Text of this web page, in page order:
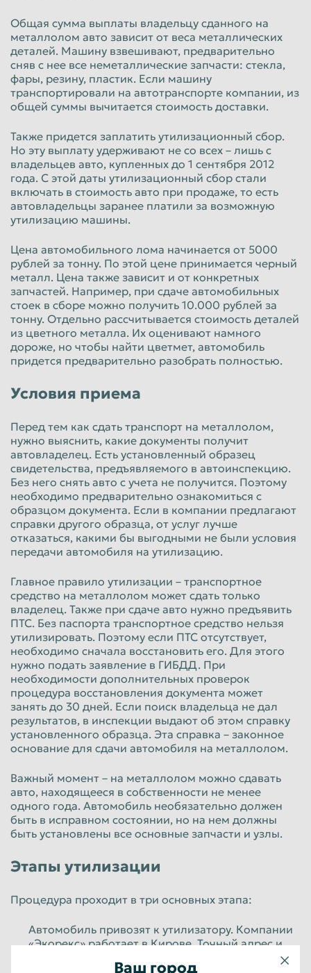
Ярославль
Общая сумма выплаты владельцу сданного на
металлолом авто зависит от веса металлических
деталей. Машину взвешивают, предварительно
сняв с нее все неметаллические запчасти: стекла,
фары, резину, пластик. Если машину
транспортировали на автотранспорте компании, из
общей суммы вычитается стоимость доставки.
Также придется заплатить утилизационный сбор.
Но эту выплату удерживают не со всех – лишь с
владельцев авто, купленных до 1 сентября 2012
года. С этой даты утилизационный сбор стали
включать в стоимость авто при продаже, то есть
автовладельцы заранее платили за возможную
утилизацию машины.
Цена автомобильного лома начинается от 5000
рублей за тонну. По этой цене принимается черный
металл. Цена также зависит и от конкретных
запчастей. Например, при сдаче автомобильных
стоек в сборе можно получить 10.000 рублей за
тонну. Отдельно рассчитывается стоимость деталей
из цветного металла. Их оценивают намного
дороже, но чтобы найти цветмет, автомобиль
придется предварительно разобрать полностью.
Условия приема
Перед тем как сдать транспорт на металлолом,
нужно выяснить, какие документы получит
автовладелец. Есть установленный образец
свидетельства, предъявляемого в автоинспекцию.
Без него снять авто с учета не получится. Поэтому
необходимо предварительно ознакомиться с
образцом документа. Если в компании предлагают
справки другого образца, от услуг лучше
отказаться, какими бы выгодными не были условия
передачи автомобиля на утилизацию.
Главное правило утилизации – транспортное
средство на металлолом может сдать только
владелец. Также при сдаче авто нужно предъявить
ПТС. Без паспорта транспортное средство нельзя
утилизировать. Поэтому если ПТС отсутствует,
необходимо сначала восстановить его. Для этого
нужно подать заявление в ГИБДД. При
необходимости дополнительных проверок
процедура восстановления документа может
занять до 30 дней. Если поиск владельца не дал
результатов, в инспекции выдают об этом справку
установленного образца. Эта справка – законное
основание для сдачи автомобиля на металлолом.
Важный момент – на металлолом можно сдавать
авто, находящееся в собственности не менее
одного года. Автомобиль необязательно должен
быть в исправном состоянии, но на нем должны
быть установлены все основные запчасти и узлы.
Этапы утилизации
Процедура проходит в три основных этапа:
Автомобиль привозят к утилизатору. Компании
«Экорекс» работает в Кирове. Точный адрес и
Ваш город